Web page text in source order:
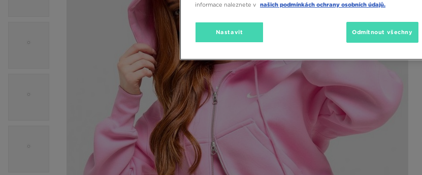
informace naleznete v našich podmínkách ochrany osobních údajů.
Nastavit Odmítnout všechny